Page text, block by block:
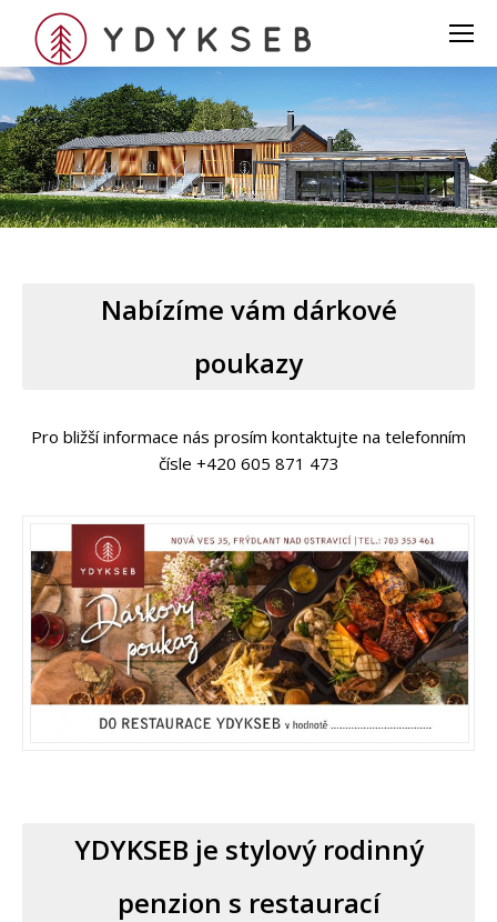
Nabízíme vám dárkové
poukazy
Pro bližší informace nás prosím kontaktujte na telefonním
čísle +420 605 871 473
YDYKSEB je stylový rodinný
penzion s restaurací